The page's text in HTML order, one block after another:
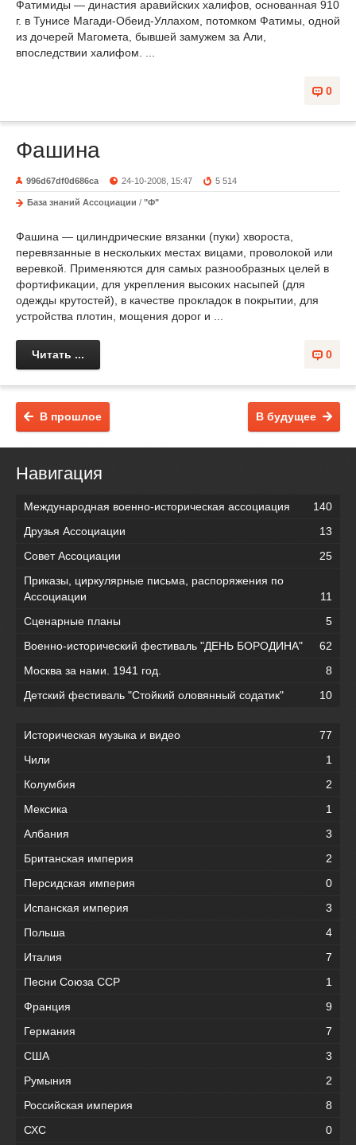
Фатимиды — династия аравийских халифов, основанная 910
г. в Тунисе Магади-Обеид-Уллахом, потомком Фатимы, одной
из дочерей Магомета, бывшей замужем за Али,
впоследствии халифом. ...
0
Фашина
996d67df0d686ca 24-10-2008, 15:47 5 514
База знаний Ассоциации / "Ф"
Фашина — цилиндрические вязанки (пуки) хвороста,
перевязанные в нескольких местах вицами, проволокой или
веревкой. Применяются для самых разнообразных целей в
фортификации, для укрепления высоких насыпей (для
одежды крутостей), в качестве прокладок в покрытии, для
устройства плотин, мощения дорог и ...
0
Читать ...
В будущее
В прошлое
Навигация
Международная военно-историческая ассоциация
140
Друзья Ассоциации
13
Совет Ассоциации
25
Приказы, циркулярные письма, распоряжения по
Ассоциации
11
Сценарные планы
5
Военно-исторический фестиваль "ДЕНЬ БОРОДИНА"
62
Москва за нами. 1941 год.
8
Детский фестиваль "Стойкий оловянный содатик"
10
Историческая музыка и видео
77
Чили
1
Колумбия
2
Мексика
1
Албания
3
Британская империя
2
Персидская империя
0
Испанская империя
3
Польша
4
Италия
7
Песни Союза ССР
1
Франция
9
Германия
7
США
3
Румыния
2
Российская империя
8
СХС
0